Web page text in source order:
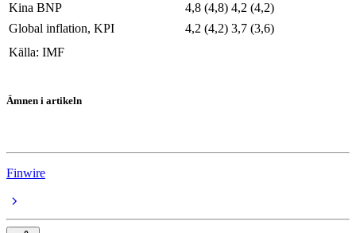
Kina BNP
4,8 (4,8) 4,2 (4,2)
Global inflation, KPI
4,2 (4,2) 3,7 (3,6)
Källa: IMF
Ämnen i artikeln
Finwire